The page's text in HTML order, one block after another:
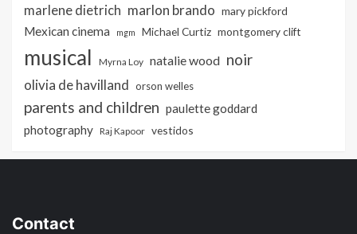
marlene dietrich marlon brando mary pickford
Mexican cinema mgm Michael Curtiz montgomery clift
musical Myrna Loy natalie wood noir
olivia de havilland orson welles
parents and children paulette goddard
photography Raj Kapoor vestidos
Contact